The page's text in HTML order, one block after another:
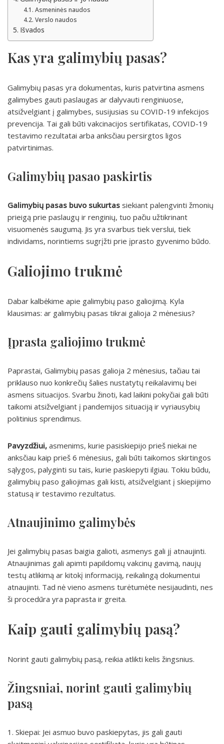
Asmeninės naudos
Verslo naudos
Išvados
Kas yra galimybių pasas?
Galimybių pasas yra dokumentas, kuris patvirtina asmens
galimybes gauti paslaugas ar dalyvauti renginiuose,
atsižvelgiant į galimybes, susijusias su COVID-19 infekcijos
prevencija. Tai gali būti vakcinacijos sertifikatas, COVID-19
testavimo rezultatai arba anksčiau persirgtos ligos
patvirtinimas.
Galimybių pasao paskirtis
Galimybių pasas buvo sukurtas siekiant palengvinti žmonių
prieigą prie paslaugų ir renginių, tuo pačiu užtikrinant
visuomenės saugumą. Jis yra svarbus tiek verslui, tiek
individams, norintiems sugrįžti prie įprasto gyvenimo būdo.
Galiojimo trukmė
Dabar kalbėkime apie galimybių paso galiojimą. Kyla
klausimas: ar galimybių pasas tikrai galioja 2 mėnesius?
Įprasta galiojimo trukmė
Paprastai, Galimybių pasas galioja 2 mėnesius, tačiau tai
priklauso nuo konkrečių šalies nustatytų reikalavimų bei
asmens situacijos. Svarbu žinoti, kad laikini pokyčiai gali būti
taikomi atsižvelgiant į pandemijos situaciją ir vyriausybių
politinius sprendimus.
Pavyzdžiui, asmenims, kurie pasiskiepijo prieš niekai ne
anksčiau kaip prieš 6 mėnesius, gali būti taikomos skirtingos
sąlygos, palyginti su tais, kurie paskiepyti ilgiau. Tokiu būdu,
galimybių paso galiojimas gali kisti, atsižvelgiant į skiepijimo
statusą ir testavimo rezultatus.
Atnaujinimo galimybės
Jei galimybių pasas baigia galioti, asmenys gali jį atnaujinti.
Atnaujinimas gali apimti papildomų vakcinų gavimą, naujų
testų atlikimą ar kitokį informaciją, reikalingą dokumentui
atnaujinti. Tad nė vieno asmens turėtumėte nesijaudinti, nes
ši procedūra yra paprasta ir greita.
Kaip gauti galimybių pasą?
Norint gauti galimybių pasą, reikia atlikti kelis žingsnius.
Žingsniai, norint gauti galimybių
pasą
1. Skiepai: Jei asmuo buvo paskiepytas, jis gali gauti